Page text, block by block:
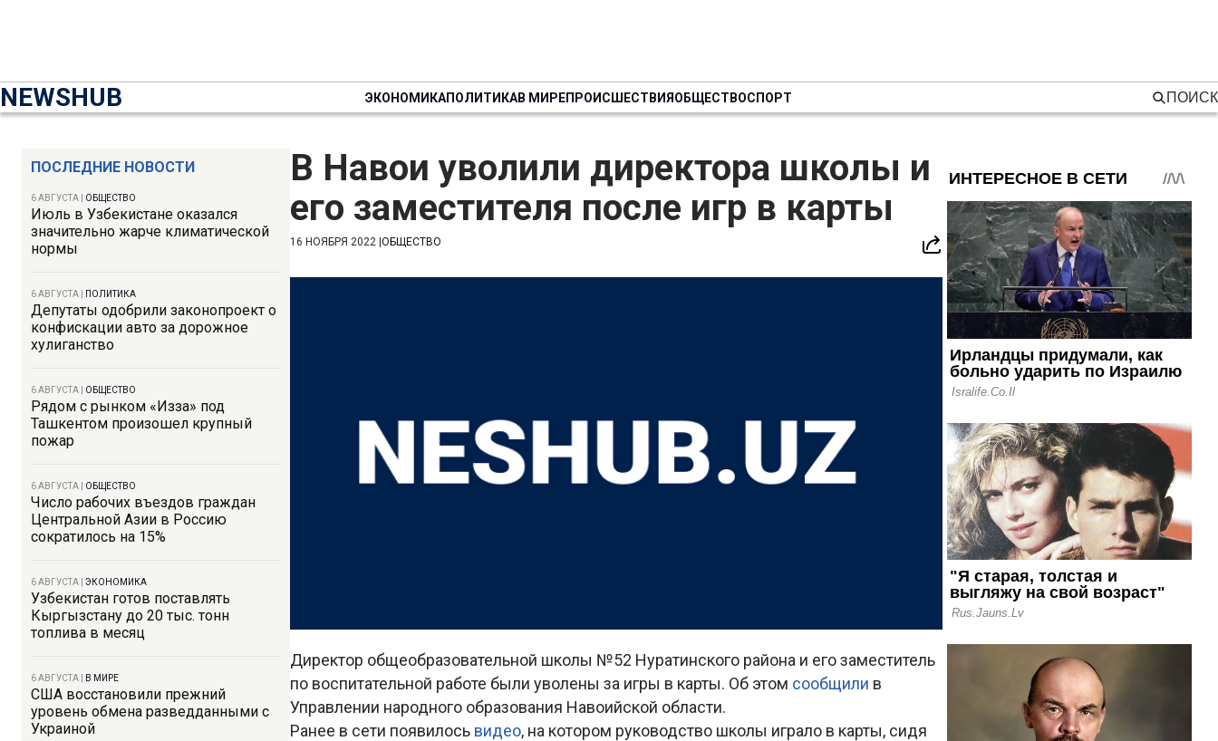
NEWSHUB ЭКОНОМИКАПОЛИТИКАВ МИРЕПРОИСШЕСТВИЯОБЩЕСТВОСПОРТ ПОИСК
ПОСЛЕДНИЕ НОВОСТИ
6 АВГУСТА ОБЩЕСТВО
Июль в Узбекистане оказался
значительно жарче климатической
нормы
6 АВГУСТА ПОЛИТИКА
Депутаты одобрили законопроект о
конфискации авто за дорожное
хулиганство
6 АВГУСТА ОБЩЕСТВО
Рядом с рынком «Изза» под
Ташкентом произошел крупный
пожар
6 АВГУСТА ОБЩЕСТВО
Число рабочих въездов граждан
Центральной Азии в Россию
сократилось на 15%
6 АВГУСТА ЭКОНОМИКА
Узбекистан готов поставлять
Кыргызстану до 20 тыс. тонн
топлива в месяц
6 АВГУСТА В МИРЕ
США восстановили прежний
уровень обмена разведданными с
Украиной
В Навои уволили директора школы и
его заместителя после игр в карты
16 НОЯБРЯ 2022 ОБЩЕСТВО
Директор общеобразовательной школы №52 Нуратинского района и его заместитель
по воспитательной работе были уволены за игры в карты. Об этом сообщили в
Управлении народного образования Навоийской области.
Ранее в сети появилось видео, на котором руководство школы играло в карты, сидя